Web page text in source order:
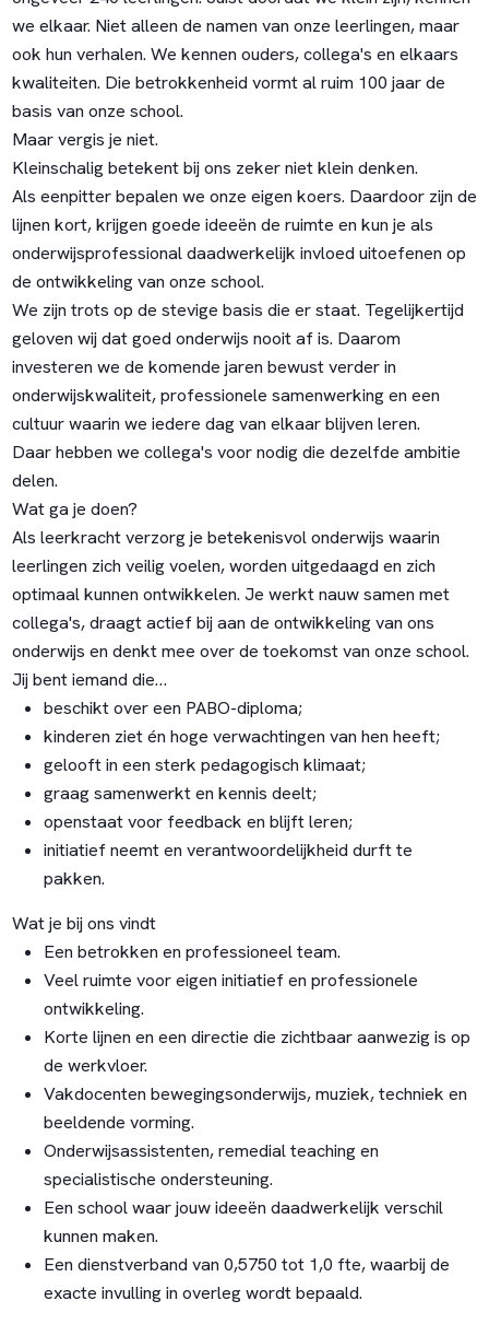
we elkaar. Niet alleen de namen van onze leerlingen, maar
ook hun verhalen. We kennen ouders, collega's en elkaars
kwaliteiten. Die betrokkenheid vormt al ruim 100 jaar de
basis van onze school.
Maar vergis je niet.
Kleinschalig betekent bij ons zeker niet klein denken.
Als eenpitter bepalen we onze eigen koers. Daardoor zijn de
lijnen kort, krijgen goede ideeën de ruimte en kun je als
onderwijsprofessional daadwerkelijk invloed uitoefenen op
de ontwikkeling van onze school.
We zijn trots op de stevige basis die er staat. Tegelijkertijd
geloven wij dat goed onderwijs nooit af is. Daarom
investeren we de komende jaren bewust verder in
onderwijskwaliteit, professionele samenwerking en een
cultuur waarin we iedere dag van elkaar blijven leren.
Daar hebben we collega's voor nodig die dezelfde ambitie
delen.
Wat ga je doen?
Als leerkracht verzorg je betekenisvol onderwijs waarin
leerlingen zich veilig voelen, worden uitgedaagd en zich
optimaal kunnen ontwikkelen. Je werkt nauw samen met
collega's, draagt actief bij aan de ontwikkeling van ons
onderwijs en denkt mee over de toekomst van onze school.
Jij bent iemand die…
beschikt over een PABO-diploma;
kinderen ziet én hoge verwachtingen van hen heeft;
gelooft in een sterk pedagogisch klimaat;
graag samenwerkt en kennis deelt;
openstaat voor feedback en blijft leren;
initiatief neemt en verantwoordelijkheid durft te
pakken.
Wat je bij ons vindt
Een betrokken en professioneel team.
Veel ruimte voor eigen initiatief en professionele
ontwikkeling.
Korte lijnen en een directie die zichtbaar aanwezig is op
de werkvloer.
Vakdocenten bewegingsonderwijs, muziek, techniek en
beeldende vorming.
Onderwijsassistenten, remedial teaching en
specialistische ondersteuning.
Een school waar jouw ideeën daadwerkelijk verschil
kunnen maken.
Een dienstverband van 0,5750 tot 1,0 fte, waarbij de
exacte invulling in overleg wordt bepaald.